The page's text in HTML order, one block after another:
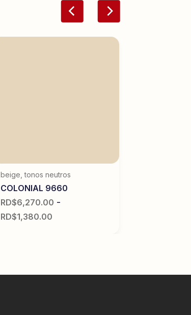
beige ,tonos neutros
COLONIAL 9660
RD$6,270.00 -
RD$1,380.00